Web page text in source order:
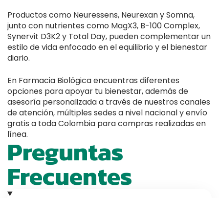
Productos como Neuressens, Neurexan y Somna,
junto con nutrientes como MagX3, B-100 Complex,
Synervit D3K2 y Total Day, pueden complementar un
estilo de vida enfocado en el equilibrio y el bienestar
diario.
En Farmacia Biológica encuentras diferentes
opciones para apoyar tu bienestar, además de
asesoría personalizada a través de nuestros canales
de atención, múltiples sedes a nivel nacional y envío
gratis a toda Colombia para compras realizadas en
línea.
Preguntas
Frecuentes